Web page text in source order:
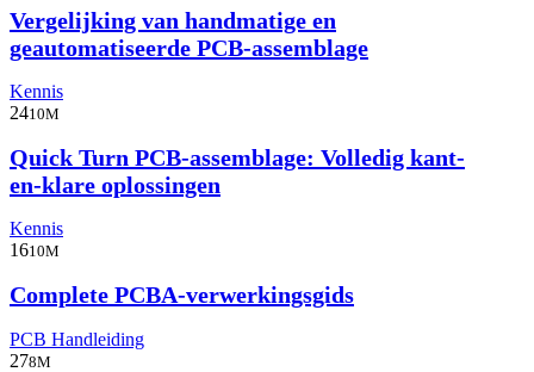
Vergelijking van handmatige en
geautomatiseerde PCB-assemblage
Kennis
2410M
Quick Turn PCB-assemblage: Volledig kant-
en-klare oplossingen
Kennis
1610M
Complete PCBA-verwerkingsgids
PCB Handleiding
278M